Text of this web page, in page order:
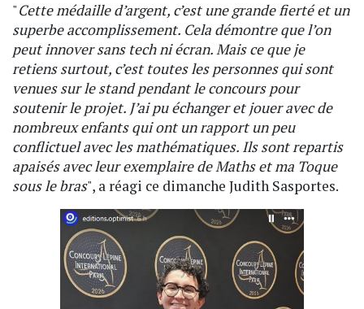
"Cette médaille d’argent, c’est une grande fierté et un
superbe accomplissement. Cela démontre que l’on
peut innover sans tech ni écran. Mais ce que je
retiens surtout, c’est toutes les personnes qui sont
venues sur le stand pendant le concours pour
soutenir le projet. J’ai pu échanger et jouer avec de
nombreux enfants qui ont un rapport un peu
conflictuel avec les mathématiques. Ils sont repartis
apaisés avec leur exemplaire de Maths et ma Toque
sous le bras", a réagi ce dimanche Judith Sasportes.